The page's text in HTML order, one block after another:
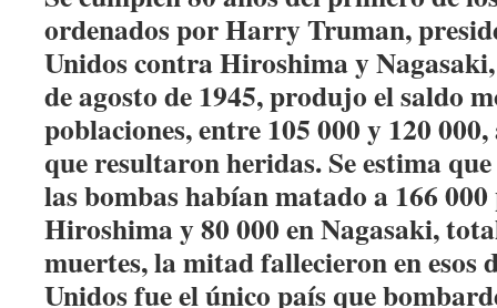
ordenados por Harry Truman,
Unidos contra Hiroshima y
de agosto de 1945, produjo el saldo
poblaciones, entre 105 000 y 120
que resultaron heridas. Se estima
las bombas habían matado a 166 000
Hiroshima y 80 000 en Nagasaki,
muertes, la mitad fallecieron en esos
Unidos fue el único país que